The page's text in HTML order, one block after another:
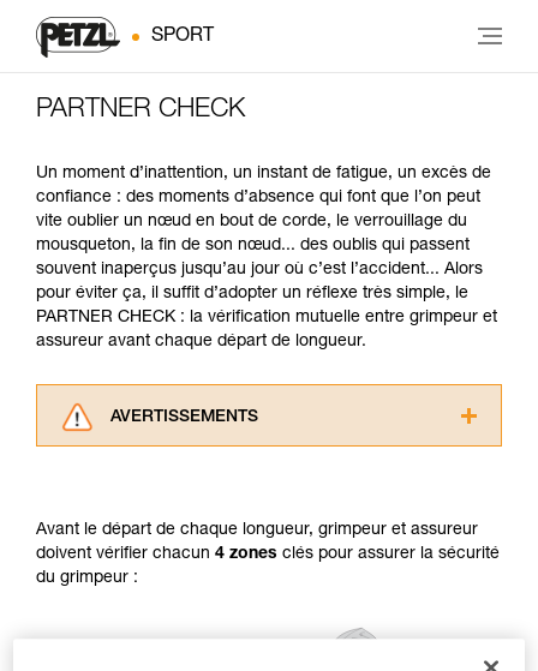
SPORT
PARTNER CHECK
Un moment d’inattention, un instant de fatigue, un excès de
confiance : des moments d’absence qui font que l’on peut
vite oublier un nœud en bout de corde, le verrouillage du
mousqueton, la fin de son nœud... des oublis qui passent
souvent inaperçus jusqu’au jour où c’est l’accident... Alors
pour éviter ça, il suffit d’adopter un réflexe très simple, le
PARTNER CHECK : la vérification mutuelle entre grimpeur et
assureur avant chaque départ de longueur.
AVERTISSEMENTS
informations de la notice technique pour
pouvoir comprendre ce complément
d’informations.
formation et un entraînement spécifique. Validez
Avant le départ de chaque longueur, grimpeur et assureur
doivent vérifier chacun 4 zones clés pour assurer la sécurité
du grimpeur :